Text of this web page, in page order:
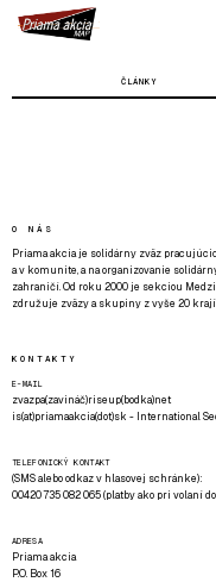
ČLÁNKY
O NÁS
Priama akcia je solidárny zväz
a v komunite, a na organizovanie
zahraničí. Od roku 2000 je sekciou
združuje zväzy a skupiny z vyše 20
KONTAKTY
E-MAIL
zvazpa(zavináč)riseup(bodka)net
is(at)priamaakcia(dot)sk - International
TELEFONICKÝ KONTAKT
(SMS alebo odkaz v hlasovej schránke):
00420 735 082 065 (platby ako pri volaní
ADRESA
Priama akcia
P.O. Box 16